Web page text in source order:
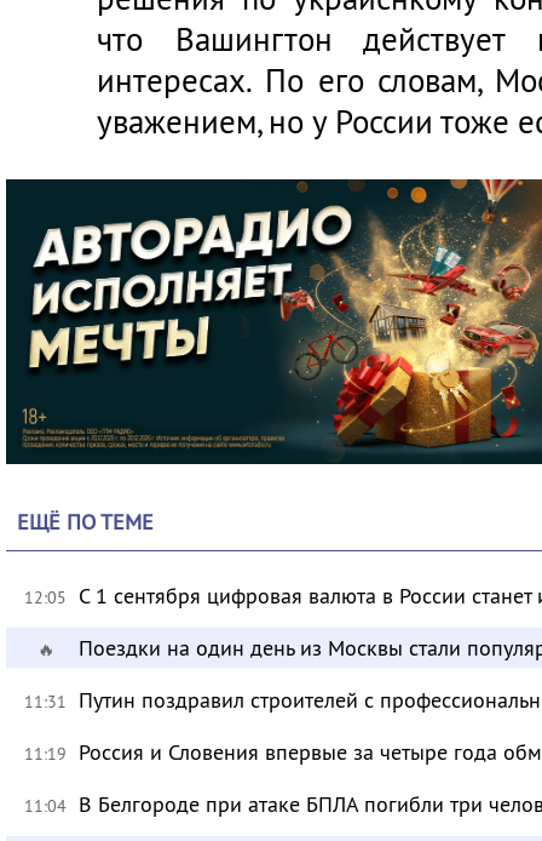
что Вашингтон
интересах. По его словам,
уважением, но у России тоже
ЕЩЁ ПО ТЕМЕ
12:05 С 1 сентября цифровая валюта в России
🔥 Поездки на один день из Москвы стали
11:31 Путин поздравил строителей с
11:19 Россия и Словения впервые за четыре года
11:04 В Белгороде при атаке БПЛА погибли три